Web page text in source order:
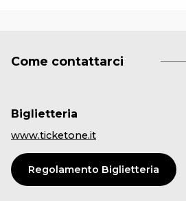
Come contattarci
Biglietteria
www.ticketone.it
Regolamento Biglietteria